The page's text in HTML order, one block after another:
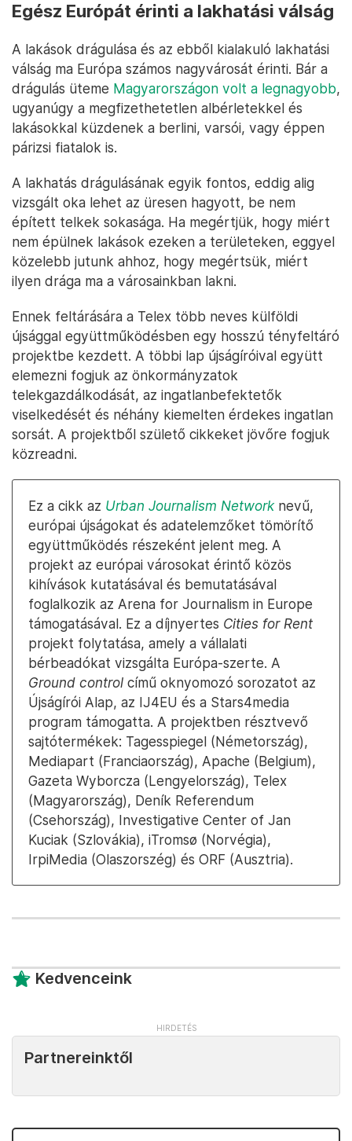
Egész Európát érinti a lakhatási válság
A lakások drágulása és az ebből kialakuló lakhatási
válság ma Európa számos nagyvárosát érinti. Bár a
drágulás üteme Magyarországon volt a legnagyobb,
ugyanúgy a megfizethetetlen albérletekkel és
lakásokkal küzdenek a berlini, varsói, vagy éppen
párizsi fiatalok is.
A lakhatás drágulásának egyik fontos, eddig alig
vizsgált oka lehet az üresen hagyott, be nem
épített telkek sokasága. Ha megértjük, hogy miért
nem épülnek lakások ezeken a területeken, eggyel
közelebb jutunk ahhoz, hogy megértsük, miért
ilyen drága ma a városainkban lakni.
Ennek feltárására a Telex több neves külföldi
újsággal együttműködésben egy hosszú tényfeltáró
projektbe kezdett. A többi lap újságíróival együtt
elemezni fogjuk az önkormányzatok
telekgazdálkodását, az ingatlanbefektetők
viselkedését és néhány kiemelten érdekes ingatlan
sorsát. A projektből születő cikkeket jövőre fogjuk
közreadni.
Ez a cikk az Urban Journalism Networknevű,
európai újságokat és adatelemzőket tömörítő
együttműködés részeként jelent meg. A
projekt az európai városokat érintő közös
kihívások kutatásával és bemutatásával
foglalkozik az Arena for Journalism in Europe
támogatásával. Ez a díjnyertes Cities for Rent
projekt folytatása, amely a vállalati
bérbeadókat vizsgálta Európa-szerte. A
Ground control című oknyomozó sorozatot az
Újságírói Alap, az IJ4EU és a Stars4media
program támogatta. A projektben résztvevő
sajtótermékek: Tagesspiegel (Németország),
Mediapart (Franciaország), Apache (Belgium),
Gazeta Wyborcza (Lengyelország), Telex
(Magyarország), Deník Referendum
(Csehország), Investigative Center of Jan
Kuciak (Szlovákia), iTromsø (Norvégia),
IrpiMedia (Olaszorszég) és ORF (Ausztria).
Kedvenceink
Partnereinktől